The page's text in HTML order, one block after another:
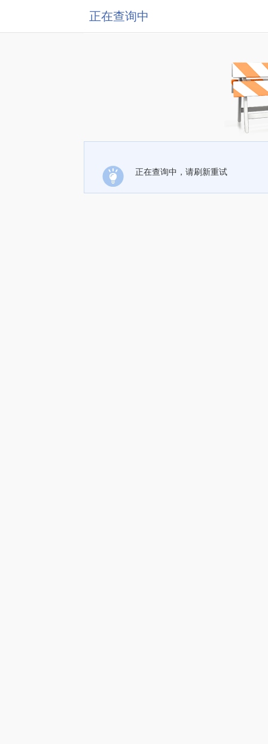
正在查询中
正在查询中，请刷新重试